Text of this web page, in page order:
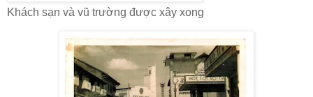
Khách sạn và vũ trường được xây xong